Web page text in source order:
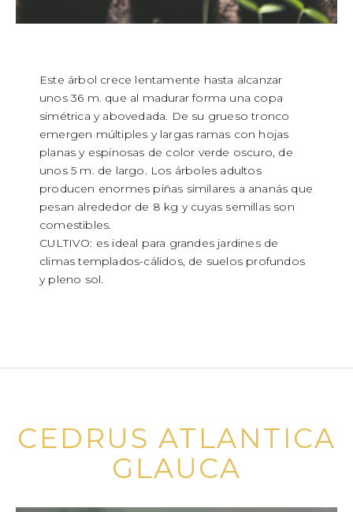
Este árbol crece lentamente hasta alcanzar
unos 36 m. que al madurar forma una copa
simétrica y abovedada. De su grueso tronco
emergen múltiples y largas ramas con hojas
planas y espinosas de color verde oscuro, de
unos 5 m. de largo. Los árboles adultos
producen enormes piñas similares a ananás que
pesan alrededor de 8 kg y cuyas semillas son
comestibles.
CULTIVO: es ideal para grandes jardines de
climas templados-cálidos, de suelos profundos
y pleno sol.
CEDRUS ATLANTICA
GLAUCA